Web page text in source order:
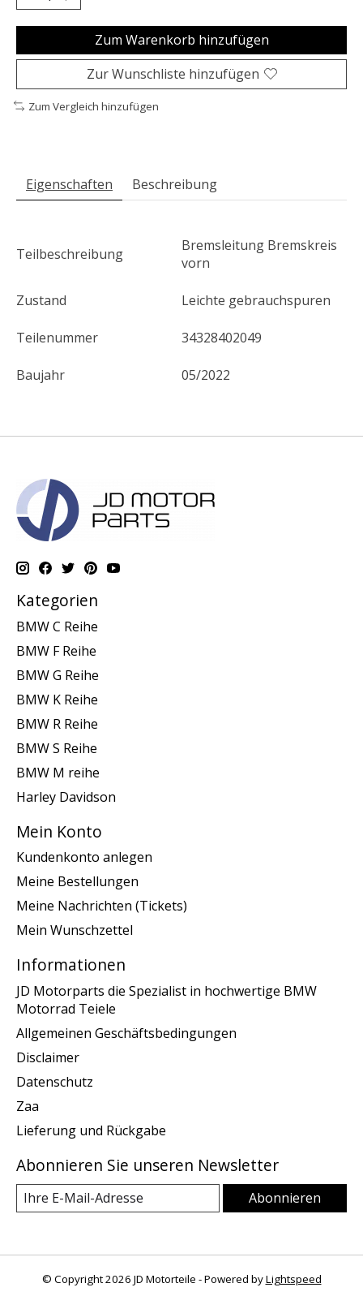
Zum Warenkorb hinzufügen
Zur Wunschliste hinzufügen
Zum Vergleich hinzufügen
Eigenschaften Beschreibung
Teilbeschreibung
Bremsleitung Bremskreis
vorn
Zustand Leichte gebrauchspuren
Teilenummer 34328402049
Baujahr 05/2022
Kategorien
BMW C Reihe
BMW F Reihe
BMW G Reihe
BMW K Reihe
BMW R Reihe
BMW S Reihe
BMW M reihe
Harley Davidson
Mein Konto
Kundenkonto anlegen
Meine Bestellungen
Meine Nachrichten (Tickets)
Mein Wunschzettel
Informationen
JD Motorparts die Spezialist in hochwertige BMW
Motorrad Teiele
Allgemeinen Geschäftsbedingungen
Disclaimer
Datenschutz
Zaa
Lieferung und Rückgabe
Abonnieren Sie unseren Newsletter
Abonnieren
© Copyright 2026 JD Motorteile - Powered byLightspeed